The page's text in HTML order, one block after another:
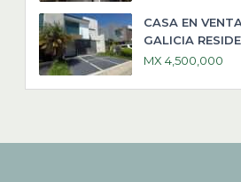
CASA EN
GALICIA
MX 4,500,000